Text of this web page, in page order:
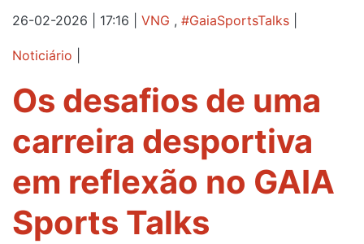
26-02-2026 | 17:16 VNG , #GaiaSportsTalks
Noticiário
Os desafios de uma
carreira desportiva
em reflexão no GAIA
Sports Talks